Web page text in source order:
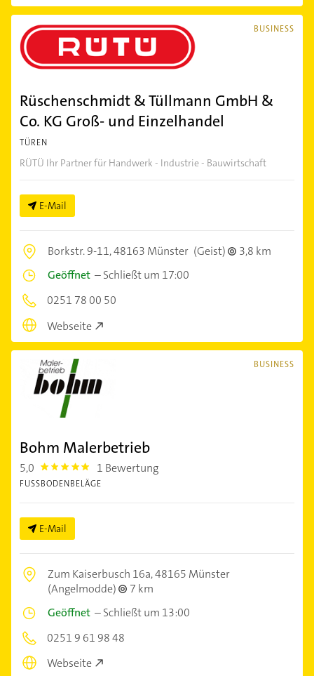
BUSINESS
Rüschenschmidt & Tüllmann GmbH &
Co. KG Groß- und Einzelhandel
TÜREN
RÜTÜ Ihr Partner für Handwerk - Industrie - Bauwirtschaft
E-Mail
Borkstr. 9-11,48163 Münster (Geist)
3,8 km
Geöffnet –Schließt um 17:00
0251 78 00 50
Webseite
BUSINESS
Bohm Malerbetrieb
5,0 5.0 1 Bewertung
FUSSBODENBELÄGE
E-Mail
Zum Kaiserbusch 16a,48165 Münster
(Angelmodde)
7 km
Geöffnet –Schließt um 13:00
0251 9 61 98 48
Webseite